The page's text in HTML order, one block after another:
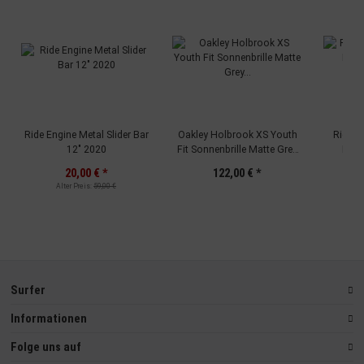
Ride Engine Metal Slider Bar
12" 2020
20,00 € *
Alter Preis: 59,00 €
Oakley Holbrook XS Youth
Fit Sonnenbrille Matte Grey
122,00 € *
Ride
Surfer
Informationen
Folge uns auf